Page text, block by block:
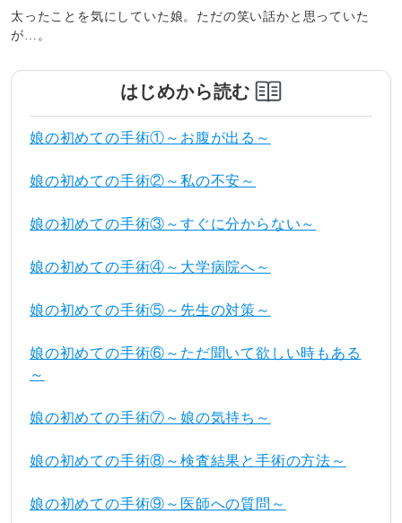
太ったことを気にしていた娘。ただの笑い話かと思っていた
が…。
はじめから読む
娘の初めての手術①～お腹が出る～
娘の初めての手術②～私の不安～
娘の初めての手術③～すぐに分からない～
娘の初めての手術④～大学病院へ～
娘の初めての手術⑤～先生の対策～
娘の初めての手術⑥～ただ聞いて欲しい時もある
～
娘の初めての手術⑦～娘の気持ち～
娘の初めての手術⑧～検査結果と手術の方法～
娘の初めての手術⑨～医師への質問～